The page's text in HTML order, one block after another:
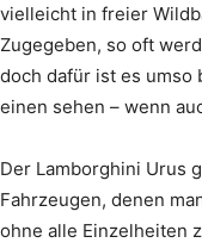
vielleicht in freier
Zugegeben, so oft
doch dafür ist es umso
einen sehen – wenn
Der Lamborghini Urus
Fahrzeugen, denen
ohne alle Einzelheiten